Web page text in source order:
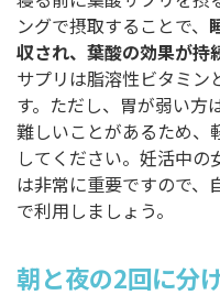
ングで摂取することで、
収され、葉酸の効果が持
サプリは脂溶性ビタミン
す。ただし、胃が弱い方
難しいことがあるため、
してください。妊活中
は非常に重要ですので、
で利用しましょう。
朝と夜の2回に分